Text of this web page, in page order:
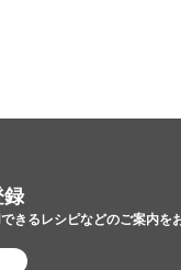
録
きるレシピなどのご案内を